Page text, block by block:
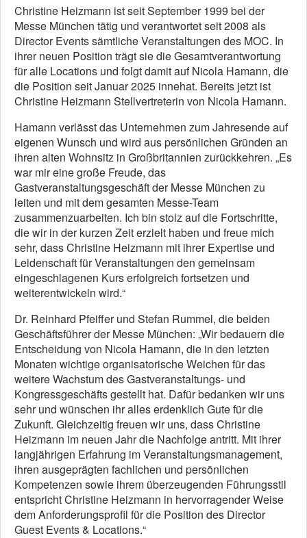
Christine Heizmann ist seit September 1999 bei der
Messe München tätig und verantwortet seit 2008 als
Director Events sämtliche Veranstaltungen des MOC. In
ihrer neuen Position trägt sie die Gesamtverantwortung
für alle Locations und folgt damit auf Nicola Hamann, die
die Position seit Januar 2025 innehat. Bereits jetzt ist
Christine Heizmann Stellvertreterin von Nicola Hamann.
Hamann verlässt das Unternehmen zum Jahresende auf
eigenen Wunsch und wird aus persönlichen Gründen an
ihren alten Wohnsitz in Großbritannien zurückkehren. „Es
war mir eine große Freude, das
Gastveranstaltungsgeschäft der Messe München zu
leiten und mit dem gesamten Messe-Team
zusammenzuarbeiten. Ich bin stolz auf die Fortschritte,
die wir in der kurzen Zeit erzielt haben und freue mich
sehr, dass Christine Heizmann mit ihrer Expertise und
Leidenschaft für Veranstaltungen den gemeinsam
eingeschlagenen Kurs erfolgreich fortsetzen und
weiterentwickeln wird.“
Dr. Reinhard Pfeiffer und Stefan Rummel, die beiden
Geschäftsführer der Messe München: „Wir bedauern die
Entscheidung von Nicola Hamann, die in den letzten
Monaten wichtige organisatorische Weichen für das
weitere Wachstum des Gastveranstaltungs- und
Kongressgeschäfts gestellt hat. Dafür bedanken wir uns
sehr und wünschen ihr alles erdenklich Gute für die
Zukunft. Gleichzeitig freuen wir uns, dass Christine
Heizmann im neuen Jahr die Nachfolge antritt. Mit ihrer
langjährigen Erfahrung im Veranstaltungsmanagement,
ihren ausgeprägten fachlichen und persönlichen
Kompetenzen sowie ihrem überzeugenden Führungsstil
entspricht Christine Heizmann in hervorragender Weise
dem Anforderungsprofil für die Position des Director
Guest Events & Locations.“